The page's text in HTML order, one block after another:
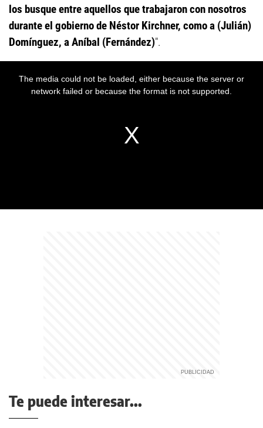
los busque entre aquellos que trabajaron con nosotros
durante el gobierno de Néstor Kirchner, como a (Julián)
Domínguez, a Aníbal (Fernández)".
Te puede interesar...